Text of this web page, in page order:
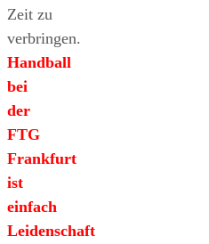
Zeit zu
verbringen.
Handball
bei
der
FTG
Frankfurt
ist
einfach
Leidenschaft